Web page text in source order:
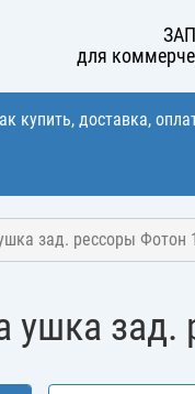
для
купить, доставка,
зад. рессоры Фотон
ушка